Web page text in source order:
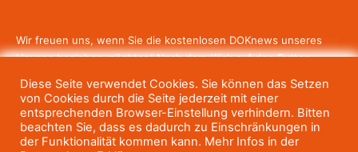
Wir freuen uns, wenn Sie die kostenlosen DOKnews unseres
Hauses beziehen möchten! Nach dem Klick auf den Button
um die Newsletter-Anmeldung abzuschließen. Wenn Sie unsere
Gratis-News irgendwann nicht mehr erhalten wollen, können
Siesich jederzeit einfach wieder abmelden.
Diese Seite verwendet Cookies. Sie können das Setzen
von Cookies durch die Seite jederzeit mit einer
entsprechenden Browser-Einstellung verhindern. Bitten
beachten Sie, dass es dadurch zu Einschränkungen in
der Funktionalität kommen kann. Mehr Infos in der